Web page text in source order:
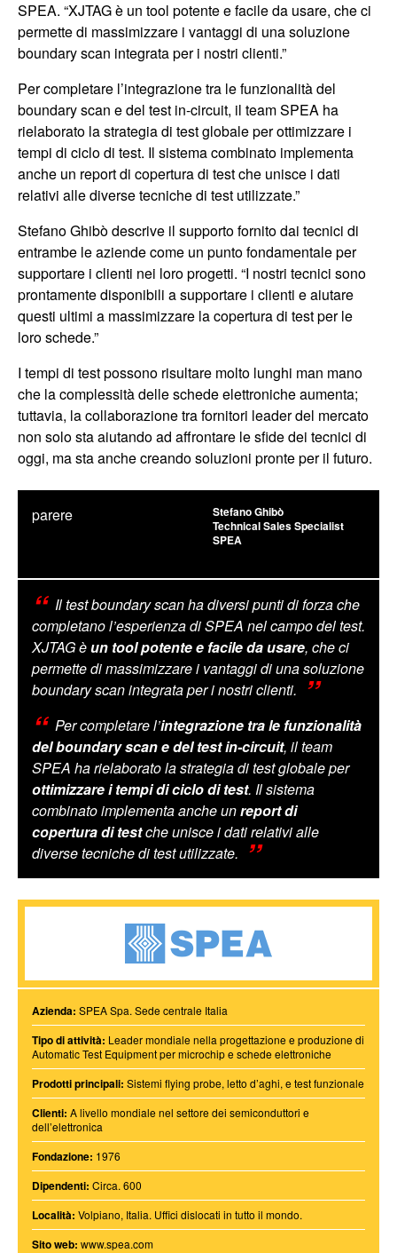
SPEA. “XJTAG è un tool potente e facile da usare, che ci
permette di massimizzare i vantaggi di una soluzione
boundary scan integrata per i nostri clienti.”
Per completare l’integrazione tra le funzionalità del
boundary scan e del test in-circuit, il team SPEA ha
rielaborato la strategia di test globale per ottimizzare i
tempi di ciclo di test. Il sistema combinato implementa
anche un report di copertura di test che unisce i dati
relativi alle diverse tecniche di test utilizzate.”
Stefano Ghibò descrive il supporto fornito dai tecnici di
entrambe le aziende come un punto fondamentale per
supportare i clienti nei loro progetti. “I nostri tecnici sono
prontamente disponibili a supportare i clienti e aiutare
questi ultimi a massimizzare la copertura di test per le
loro schede.”
I tempi di test possono risultare molto lunghi man mano
che la complessità delle schede elettroniche aumenta;
tuttavia, la collaborazione tra fornitori leader del mercato
non solo sta aiutando ad affrontare le sfide dei tecnici di
oggi, ma sta anche creando soluzioni pronte per il futuro.
parere
Stefano Ghibò
Technical Sales Specialist
SPEA
Il test boundary scan ha diversi punti di forza che
completano l’esperienza di SPEA nel campo del test.
XJTAG èun tool potente e facile da usare, che ci
permette di massimizzare i vantaggi di una soluzione
boundary scan integrata per i nostri clienti.
Per completare l’integrazione tra le funzionalità
del boundary scan e del test in-circuit, il team
SPEA ha rielaborato la strategia di test globale per
ottimizzare i tempi di ciclo di test. Il sistema
combinato implementa anche unreport di
copertura di testche unisce i dati relativi alle
diverse tecniche di test utilizzate.
Azienda: SPEA Spa. Sede centrale Italia
Tipo di attività: Leader mondiale nella progettazione e produzione di
Automatic Test Equipment per microchip e schede elettroniche
Prodotti principali: Sistemi flying probe, letto d’aghi, e test funzionale
Clienti: A livello mondiale nel settore dei semiconduttori e
dell’elettronica
Fondazione: 1976
Dipendenti: Circa. 600
Località: Volpiano, Italia. Uffici dislocati in tutto il mondo.
Sito web: www.spea.com